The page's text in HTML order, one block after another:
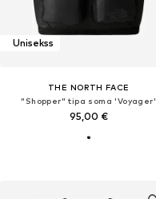
Unisekss
THE NORTH FACE
"Shopper" tipa soma 'Voyager'
95,00 €